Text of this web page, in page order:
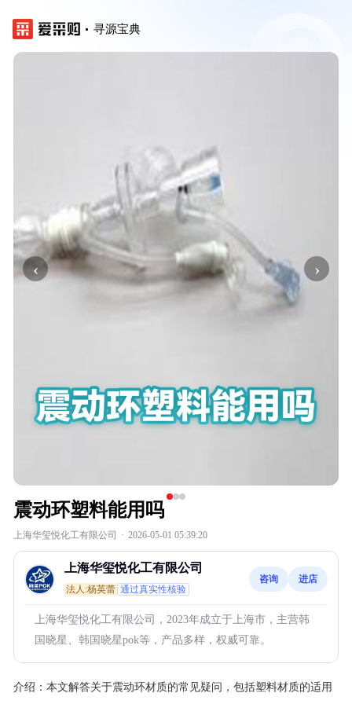
寻源宝典
‹ ›
震动环塑料能用吗
上海华玺悦化工有限公司 · 2026-05-01 05:39:20
上海华玺悦化工有限公司
法人:杨英蕾 通过真实性核验
咨询 进店
上海华玺悦化工有限公司，2023年成立于上海市，主营韩
国晓星、韩国晓星pok等，产品多样，权威可靠。
介绍： 本文解答关于震动环材质的常见疑问，包括塑料材质的适用